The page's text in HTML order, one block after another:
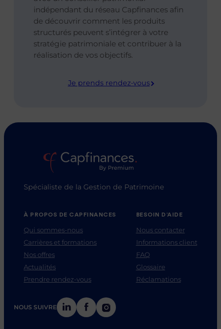
indépendant du réseau Capfinances afin
de découvrir comment les produits
structurés peuvent s’intégrer à votre
stratégie patrimoniale et contribuer à la
réalisation de vos objectifs.
Je prends rendez-vous
Spécialiste de la Gestion de Patrimoine
À PROPOS DE CAPFINANCES
Qui sommes-nous
Carrières et formations
Nos offres
Actualités
Prendre rendez-vous
BESOIN D’AIDE
Nous contacter
Informations client
FAQ
Glossaire
Réclamations
NOUS SUIVRELinkedIn
Facebook
Instagram